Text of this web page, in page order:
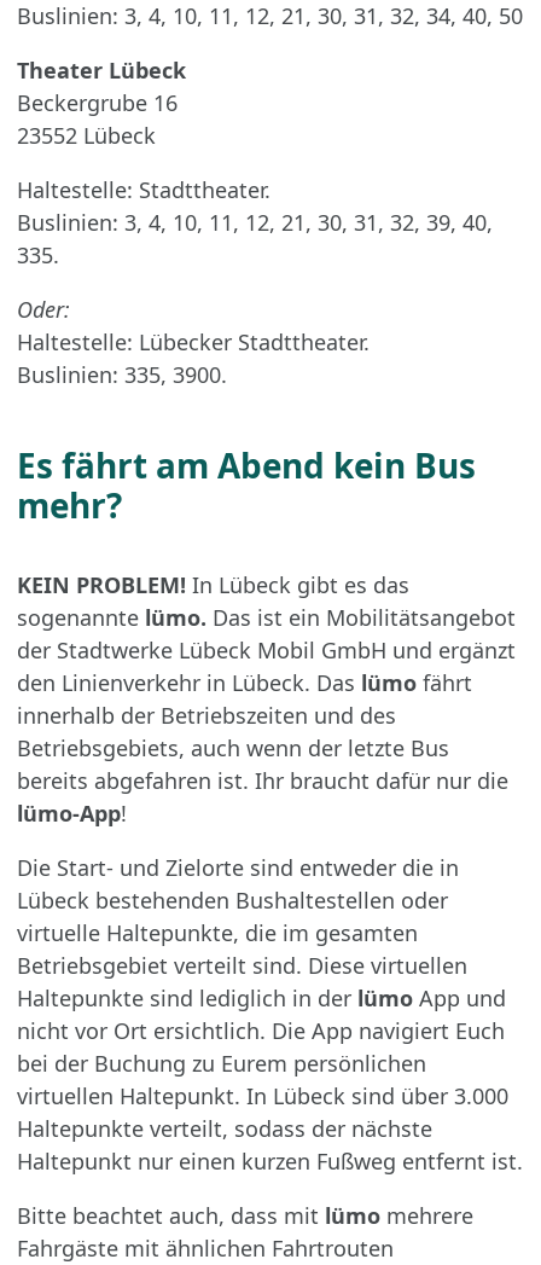
Buslinien: 3, 4, 10, 11, 12, 21, 30, 31, 32, 34, 40, 50
Theater Lübeck
Beckergrube 16
23552 Lübeck
Haltestelle: Stadttheater.
Buslinien: 3, 4, 10, 11, 12, 21, 30, 31, 32, 39, 40,
335.
Oder:
Haltestelle: Lübecker Stadttheater.
Buslinien: 335, 3900.
Es fährt am Abend kein Bus
mehr?
KEIN PROBLEM! In Lübeck gibt es das
sogenanntelümo. Das ist ein Mobilitätsangebot
der Stadtwerke Lübeck Mobil GmbH und ergänzt
den Linienverkehr in Lübeck. Das lümofährt
innerhalb der Betriebszeiten und des
Betriebsgebiets, auch wenn der letzte Bus
bereits abgefahren ist. Ihr braucht dafür nur die
lümo-App!
Die Start- und Zielorte sind entweder die in
Lübeck bestehenden Bushaltestellen oder
virtuelle Haltepunkte, die im gesamten
Betriebsgebiet verteilt sind. Diese virtuellen
Haltepunkte sind lediglich in der lümoApp und
nicht vor Ort ersichtlich. Die App navigiert Euch
bei der Buchung zu Eurem persönlichen
virtuellen Haltepunkt. In Lübeck sind über 3.000
Haltepunkte verteilt, sodass der nächste
Haltepunkt nur einen kurzen Fußweg entfernt ist.
Bitte beachtet auch, dass mit lümomehrere
Fahrgäste mit ähnlichen Fahrtrouten